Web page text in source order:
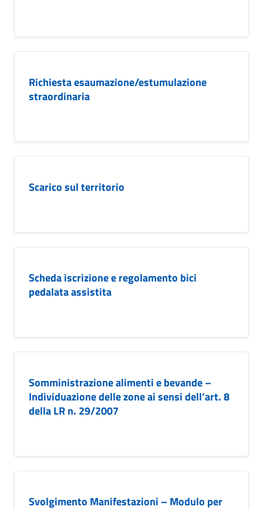
Richiesta esaumazione/estumulazione
straordinaria
Scarico sul territorio
Scheda iscrizione e regolamento bici
pedalata assistita
Somministrazione alimenti e bevande –
Individuazione delle zone ai sensi dell’art. 8
della LR n. 29/2007
Svolgimento Manifestazioni – Modulo per